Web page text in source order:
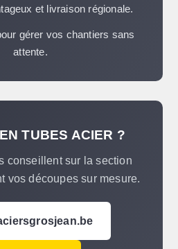
et livraison régionale.
gérer vos chantiers sans
attente.
TUBES ACIER ?
conseillent sur la section
vos découpes sur mesure.